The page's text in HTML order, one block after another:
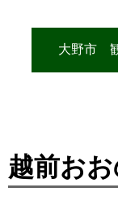
大野市
越前お